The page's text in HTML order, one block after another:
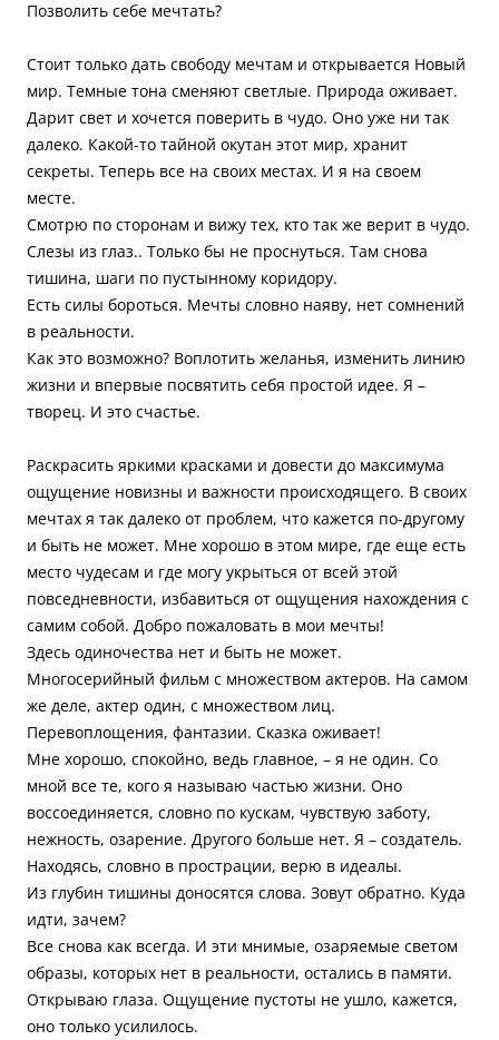
Позволить себе мечтать?
Стоит только дать свободу мечтам и открывается Новый
мир. Темные тона сменяют светлые. Природа оживает.
Дарит свет и хочется поверить в чудо. Оно уже ни так
далеко. Какой-то тайной окутан этот мир, хранит
секреты. Теперь все на своих местах. И я на своем
месте.
Смотрю по сторонам и вижу тех, кто так же верит в чудо.
Слезы из глаз.. Только бы не проснуться. Там снова
тишина, шаги по пустынному коридору.
Есть силы бороться. Мечты словно наяву, нет сомнений
в реальности.
Как это возможно? Воплотить желанья, изменить линию
жизни и впервые посвятить себя простой идее. Я –
творец. И это счастье.
Раскрасить яркими красками и довести до максимума
ощущение новизны и важности происходящего. В своих
мечтах я так далеко от проблем, что кажется по-другому
и быть не может. Мне хорошо в этом мире, где еще есть
место чудесам и где могу укрыться от всей этой
повседневности, избавиться от ощущения нахождения с
самим собой. Добро пожаловать в мои мечты!
Здесь одиночества нет и быть не может.
Многосерийный фильм с множеством актеров. На самом
же деле, актер один, с множеством лиц.
Перевоплощения, фантазии. Сказка оживает!
Мне хорошо, спокойно, ведь главное, – я не один. Со
мной все те, кого я называю частью жизни. Оно
воссоединяется, словно по кускам, чувствую заботу,
нежность, озарение. Другого больше нет. Я – создатель.
Находясь, словно в прострации, верю в идеалы.
Из глубин тишины доносятся слова. Зовут обратно. Куда
идти, зачем?
Все снова как всегда. И эти мнимые, озаряемые светом
образы, которых нет в реальности, остались в памяти.
Открываю глаза. Ощущение пустоты не ушло, кажется,
оно только усилилось.